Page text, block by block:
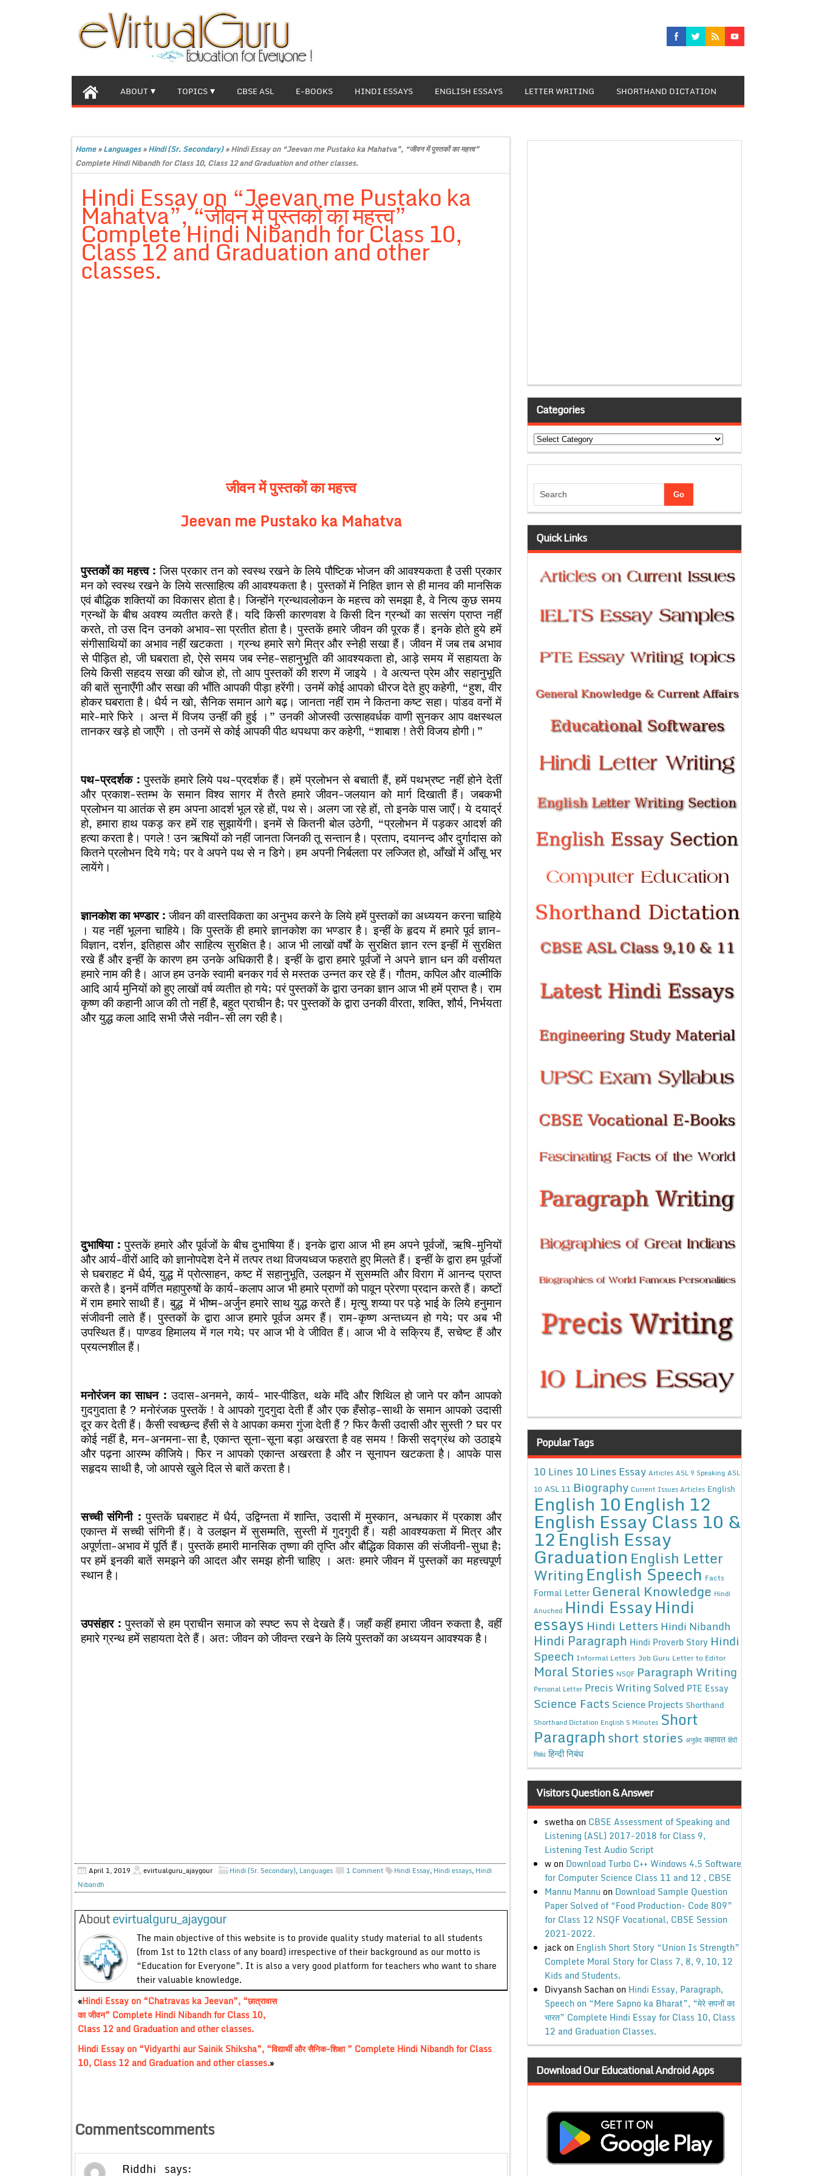
ABOUT TOPICS CBSE ASL E-BOOKS HINDI ESSAYS ENGLISH ESSAYS LETTER WRITING SHORTHAND DICTATION
Home»Languages»Hindi (Sr. Secondary)»Hindi Essay on “Jeevan me Pustako ka Mahatva”, “जीवन में पुस्तकों का महत्त्व”
Complete Hindi Nibandh for Class 10, Class 12 and Graduation and other classes.
Hindi Essay on “Jeevan me Pustako ka
Mahatva”, “जीवन में पुस्तकों का महत्त्व”
Complete Hindi Nibandh for Class 10,
Class 12 and Graduation and other
classes.
जीवन में पुस्तकों का महत्त्व
Jeevan me Pustako ka Mahatva
पुस्तकों का महत्त्व : जिस प्रकार तन को स्वस्थ रखने के लिये पौष्टिक भोजन की आवश्यकता है उसी प्रकार
मन को स्वस्थ रखने के लिये सत्साहित्य की आवश्यकता है। पुस्तकों में निहित ज्ञान से ही मानव की मानसिक
एवं बौद्धिक शक्तियों का विकासर होता है। जिन्होंने ग्रन्थावलोकन के महत्त्व को समझा है, वे नित्य कुछ समय
ग्रन्थों के बीच अवश्य व्यतीत करते हैं। यदि किसी कारणवश वे किसी दिन ग्रन्थों का सत्संग प्राप्त नहीं
करते, तो उस दिन उनको अभाव-सा प्रतीत होता है। पुस्तकें हमारे जीवन की पूरक हैं। इनके होते हुये हमें
संगीसाथियों का अभाव नहीं खटकता । ग्रन्थ हमारे सगे मित्र और स्नेही सखा हैं। जीवन में जब तब अभाव
से पीड़ित हो, जी घबराता हो, ऐसे समय जब स्नेह-सहानुभूति की आवश्यकता हो, आड़े समय में सहायता के
लिये किसी सहदय सखा की खोज हो, तो आप पुस्तकों की शरण में जाइये । वे अत्यन्त प्रेम और सहानुभूति
की बातें सुनाएँगी और सखा की भाँति आपकी पीड़ा हरेंगी। उनमें कोई आपको धीरज देते हुए कहेगी, “हुश, वीर
होकर घबराता है। धैर्य न खो, सैनिक समान आगे बढ़। जानता नहीं राम ने कितना कष्ट सहा। पांडव वनों में
मारे-मारे फिरे । अन्त में विजय उन्हीं की हुई ।” उनकी ओजस्वी उत्साहवर्धक वाणी सुनकर आप वक्षस्थल
तानकर खड़े हो जाएँगे । तो उनमें से कोई आपकी पीठ थपथपा कर कहेगी, “शाबाश ! तेरी विजय होगी।”
पथ-प्रदर्शक : पुस्तकें हमारे लिये पथ-प्रदर्शक हैं। हमें प्रलोभन से बचाती हैं, हमें पथभ्रष्ट नहीं होने देतीं
और प्रकाश-स्तम्भ के समान विश्व सागर में तैरते हमारे जीवन-जलयान को मार्ग दिखाती हैं। जबकभी
प्रलोभन या आतंक से हम अपना आदर्श भूल रहे हों, पथ से। अलग जा रहे हों, तो इनके पास जाएँ। ये दयार्द्र
हो, हमारा हाथ पकड़ कर हमें राह सुझायेंगी। इनमें से कितनी बोल उठेगी, “प्रलोभन में पड़कर आदर्श की
हत्या करता है। पगले ! उन ऋषियों को नहीं जानता जिनकी तू सन्तान है। प्रताप, दयानन्द और दुर्गादास को
कितने प्रलोभन दिये गये; पर वे अपने पथ से न डिगे। हम अपनी निर्बलता पर लज्जित हो, आँखों में आँसू भर
लायेंगे।
ज्ञानकोश का भण्डार :जीवन की वास्तविकता का अनुभव करने के लिये हमें पुस्तकों का अध्ययन करना चाहिये
। यह नहीं भूलना चाहिये। कि पुस्तकें ही हमारे ज्ञानकोश का भण्डार है। इन्हीं के हृदय में हमारे पूर्व ज्ञान-
विज्ञान, दर्शन, इतिहास और साहित्य सुरक्षित है। आज भी लाखों वर्षों के सुरक्षित ज्ञान रत्न इन्हीं में सुरक्षित
रखे हैं और इन्हीं के कारण हम उनके अधिकारी है। इन्हीं के द्वारा हमारे पूर्वजों ने अपने ज्ञान धन की वसीयत
हमारे नाम की है। आज हम उनके स्वामी बनकर गर्व से मस्तक उन्नत कर रहे हैं। गौतम, कपिल और वाल्मीकि
आदि आर्य मुनियों को हुए लाखों वर्ष व्यतीत हो गये; परं पुस्तकों के द्वारा उनका ज्ञान आज भी हमें प्राप्त है। राम
कृष्ण की कहानी आज की तो नहीं है, बहुत प्राचीन है; पर पुस्तकों के द्वारा उनकी वीरता, शक्ति, शौर्य, निर्भयता
और युद्ध कला आदि सभी जैसे नवीन-सी लग रही है।
दुभाषिया : पुस्तकें हमारे और पूर्वजों के बीच दुभाषिया हैं। इनके द्वारा आज भी हम अपने पूर्वजों, ऋषि-मुनियों
और आर्य-वीरों आदि को ज्ञानोपदेश देने में तत्पर तथा विजयध्वज फहराते हुए मिलते हैं। इन्हीं के द्वारा हम पूर्वजों
से घबराहट में धैर्य, युद्ध में प्रोत्साहन, कष्ट में सहानुभूति, उलझन में सुसम्मति और विराग में आनन्द प्राप्त
करते है। इनमें वर्णित महापुरुषों के कार्य-कलाप आज भी हमारे प्राणों को पावून प्रेरणा प्रदान करते हैं। कष्टों
में राम हमारे साथी हैं। बुद्ध में भीष्म-अर्जुन हमारे साथ युद्ध करते हैं। मृत्यु शय्या पर पड़े भाई के लिये हनुमान
संजीवनी लाते हैं। पुस्तकों के द्वारा आज हमारे पूर्वज अमर हैं। राम-कृष्ण अन्तध्यन हो गये; पर अब भी
उपस्थित हैं। पाण्डव हिमालय में गल गये; पर आज भी वे जीवित हैं। आज भी वे सक्रिय हैं, सचेष्ट हैं और
प्रयत्नशील हैं।
मनोरंजन का साधन : उदास-अनमने, कार्य- भार–पीडित, थके माँदे और शिथिल हो जाने पर कौन आपको
गुदगुदाता है ? मनोरंजक पुस्तकें ! वे आपको गुदगुदा देती हैं और एक हँसोड़-साथी के समान आपको उदासी
दूर कर देती हैं। कैसी स्वच्छन्द हँसी से वे आपका कमरा गुंजा देती हैं ? फिर कैसी उदासी और सुस्ती ? घर पर
कोई नहीं है, मन-अनमना-सा है, एकान्त सूना-सूना बड़ा अखरता है वह समय ! किसी सद्ग्रंथ को उठाइये
और पढ़ना आरम्भ कीजिये। फिर न आपको एकान्त अखरता है और न सूनापन खटकता है। आपके पास
सहृदय साथी है, जो आपसे खुले दिल से बातें करता है।
सच्ची संगिनी : पुस्तकें घबराहट में धैर्य, उद्विग्नता में शान्ति, उदासी में मुस्कान, अन्धकार में प्रकाश और
एकान्त में सच्ची संगिनी हैं। वे उलझन में सुसम्मति, सुस्ती में गुदगुदी हैं। यही आवश्यकता में मित्र और
अपूर्णता-अभाव में पूर्ति हैं। पुस्तकें हमारी मानसिक तृष्णा की तृप्ति और बौद्धिक विकास की संजीवनी-सुधा है;
पर हमें इनकी बातें समझने की आदत और समझ होनी चाहिए । अतः हमारे जीवन में पुस्तकों का महत्त्वपूर्ण
स्थान है।
उपसंहार : पुस्तकों से हम प्राचीन समाज को स्पष्ट रूप से देखते हैं। जहाँ कहीं हमारा जीवन रुकता है, वहीं
हमारे ग्रन्थ हमें सहायता देते हैं। अत: जीवन को जीवन्त रखने के लिये पुस्तकों का अध्ययन आवश्यक है।
April 1, 2019 evirtualguru_ajaygour Hindi (Sr. Secondary), Languages 1 Comment Hindi Essay, Hindi essays, Hindi
Nibandh
Aboutevirtualguru_ajaygour
The main objective of this website is to provide quality study material to all students
(from 1st to 12th class of any board) irrespective of their background as our motto is
“Education for Everyone”. It is also a very good platform for teachers who want to share
their valuable knowledge.
«Hindi Essay on “Chatravas ka Jeevan”, “छात्रावास
का जीवन” Complete Hindi Nibandh for Class 10,
Class 12 and Graduation and other classes.
Hindi Essay on “Vidyarthi aur Sainik Shiksha”, “विद्यार्थी और सैनिक-शिक्षा ” Complete Hindi Nibandh for Class
10, Class 12 and Graduation and other classes.»
Commentscomments
Riddhi says:
Categories
Categories
Quick Links
Popular Tags
10 Lines 10 Lines Essay Articles ASL 9 Speaking ASL
10 ASL 11 Biography Current Issues Articles English
English 10English 12
English Essay Class 10 &
12English Essay
Graduation English Letter
WritingEnglish Speech Facts
Formal Letter General Knowledge Hindi
Anuched Hindi EssayHindi
essays Hindi Letters Hindi Nibandh
Hindi Paragraph Hindi Proverb Story Hindi
Speech Informal Letters Job Guru Letter to Editor
Moral Stories NSQF Paragraph Writing
Personal Letter Precis Writing Solved PTE Essay
Science Facts Science Projects Shorthand
Shorthand Dictation English 5 Minutes Short
Paragraphshort stories अनुछेद कहावत हिंदी
निबंध हिन्दी निबंध
Visitors Question & Answer
swethaon CBSE Assessment of Speaking and
Listening (ASL) 2017-2018 for Class 9,
Listening Test Audio Script
won Download Turbo C++ Windows 4.5 Software
for Computer Science Class 11 and 12 , CBSE
Mannu Mannu on Download Sample Question
Paper Solved of “Food Production- Code 809”
for Class 12 NSQF Vocational, CBSE Session
2021-2022.
jackon English Short Story “Union Is Strength”
Complete Moral Story for Class 7, 8, 9, 10, 12
Kids and Students.
Divyansh Sachanon Hindi Essay, Paragraph,
Speech on “Mere Sapno ka Bharat”, “मेरे सपनों का
भारत” Complete Hindi Essay for Class 10, Class
12 and Graduation Classes.
Download Our Educational Android Apps